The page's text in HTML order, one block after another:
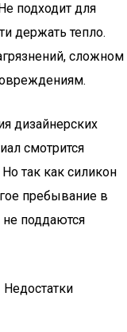
подходит для
держать тепло.
сложном
дизайнерских
смотрится
так как силикон
пребывание в
поддаются
Недостатки